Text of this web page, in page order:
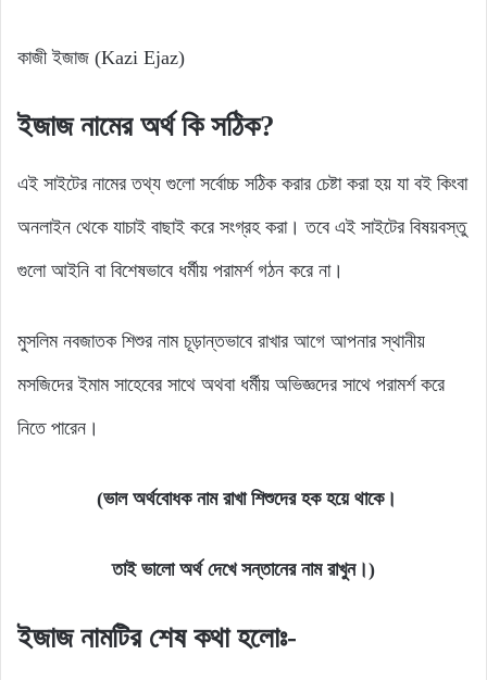
কাজী ইজাজ (Kazi Ejaz)
ইজাজনামের অর্থ কিসঠিক?
এই সাইটের নামের তথ্য গুলো সর্বোচ্চ সঠিক করার চেষ্টা করা হয় যা বই কিংবা
অনলাইন থেকে যাচাই বাছাই করে সংগ্রহ করা। তবে এই সাইটের বিষয়বস্তু
গুলো আইনি বা বিশেষভাবে ধর্মীয় পরামর্শ গঠন করে না।
মুসলিম নবজাতক শিশুর নাম চূড়ান্তভাবে রাখার আগে আপনার স্থানীয়
মসজিদের ইমাম সাহেবের সাথে অথবা ধর্মীয় অভিজ্ঞদের সাথে পরামর্শ করে
নিতে পারেন।
(ভাল অর্থবোধক নাম রাখা শিশুদের হক হয়ে থাকে।
তাই ভালো অর্থ দেখে সন্তানের নাম রাখুন।)
ইজাজ নামটির শেষ কথা হলোঃ-